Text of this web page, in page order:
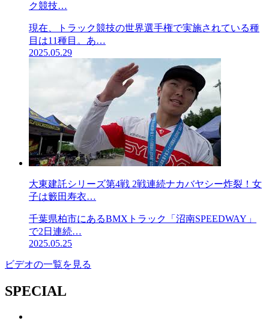
ク競技…
現在、トラック競技の世界選手権で実施されている種
目は11種目。あ…
2025.05.29
大東建託シリーズ第4戦 2戦連続ナカバヤシー炸裂！女
子は籔田寿衣…
千葉県柏市にあるBMXトラック「沼南SPEEDWAY」
で2日連続…
2025.05.25
ビデオの一覧を見る
SPECIAL